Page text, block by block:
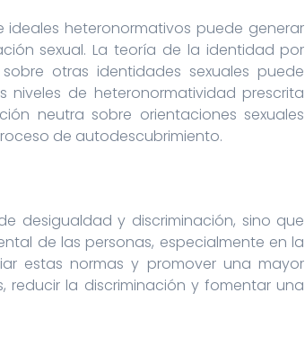
ideales heteronormativos puede generar
sexual. La teoría de la identidad por
otras identidades sexuales puede
niveles de heteronormatividad prescrita
neutra sobre orientaciones sexuales
de autodescubrimiento.
desigualdad y discriminación, sino que
de las personas, especialmente en la
estas normas y promover una mayor
reducir la discriminación y fomentar una